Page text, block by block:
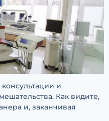
и
Как видите,
и, заканчивая